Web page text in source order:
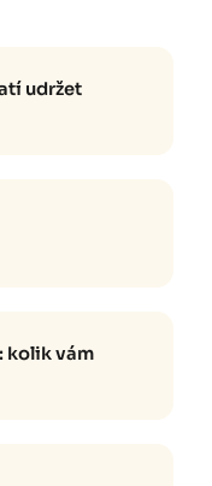
udržet
kolik vám